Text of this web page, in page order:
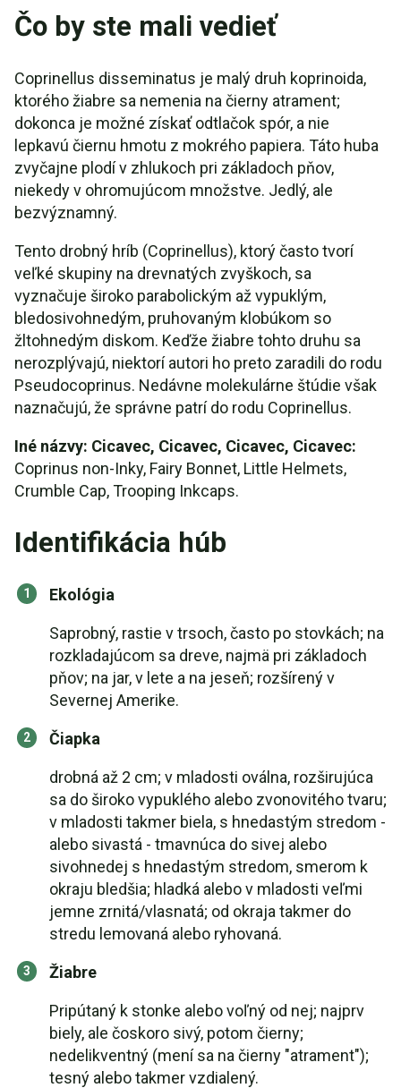
Čo by ste mali vedieť
Coprinellus disseminatus je malý druh koprinoida,
ktorého žiabre sa nemenia na čierny atrament;
dokonca je možné získať odtlačok spór, a nie
lepkavú čiernu hmotu z mokrého papiera. Táto huba
zvyčajne plodí v zhlukoch pri základoch pňov,
niekedy v ohromujúcom množstve. Jedlý, ale
bezvýznamný.
Tento drobný hríb (Coprinellus), ktorý často tvorí
veľké skupiny na drevnatých zvyškoch, sa
vyznačuje široko parabolickým až vypuklým,
bledosivohnedým, pruhovaným klobúkom so
žltohnedým diskom. Keďže žiabre tohto druhu sa
nerozplývajú, niektorí autori ho preto zaradili do rodu
Pseudocoprinus. Nedávne molekulárne štúdie však
naznačujú, že správne patrí do rodu Coprinellus.
Iné názvy: Cicavec, Cicavec, Cicavec, Cicavec:
Coprinus non-Inky, Fairy Bonnet, Little Helmets,
Crumble Cap, Trooping Inkcaps.
Identifikácia húb
Ekológia
Saprobný, rastie v trsoch, často po stovkách; na
rozkladajúcom sa dreve, najmä pri základoch
pňov; na jar, v lete a na jeseň; rozšírený v
Severnej Amerike.
Čiapka
drobná až 2 cm; v mladosti oválna, rozširujúca
sa do široko vypuklého alebo zvonovitého tvaru;
v mladosti takmer biela, s hnedastým stredom -
alebo sivastá - tmavnúca do sivej alebo
sivohnedej s hnedastým stredom, smerom k
okraju bledšia; hladká alebo v mladosti veľmi
jemne zrnitá/vlasnatá; od okraja takmer do
stredu lemovaná alebo ryhovaná.
Žiabre
Pripútaný k stonke alebo voľný od nej; najprv
biely, ale čoskoro sivý, potom čierny;
nedelikventný (mení sa na čierny "atrament");
tesný alebo takmer vzdialený.